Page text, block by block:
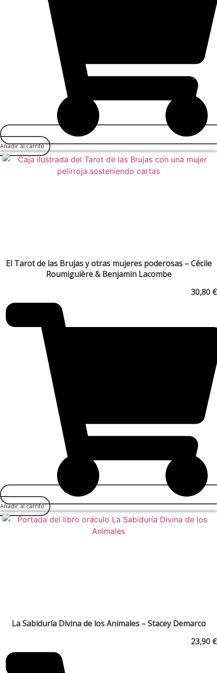
Añadir al carrito
El Tarot de las Brujas y otras mujeres poderosas – Cécile
Roumiguière & Benjamin Lacombe
30,80 €
Añadir al carrito
La Sabiduría Divina de los Animales – Stacey Demarco
23,90 €